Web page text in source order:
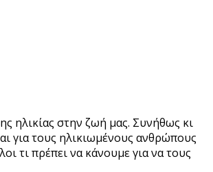
ηλικίας στην ζωή μας. Συνήθως κι
για τους ηλικιωμένους ανθρώπους
τι πρέπει να κάνουμε για να τους